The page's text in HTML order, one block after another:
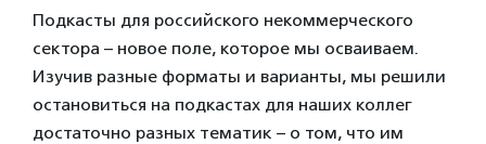
Подкасты для российского некоммерческого
сектора – новое поле, которое мы осваиваем.
Изучив разные форматы и варианты, мы решили
остановиться на подкастах для наших коллег
достаточно разных тематик – о том, что им